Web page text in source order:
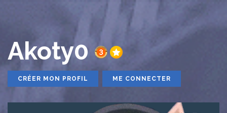
Akoty0
CRÉER MON PROFIL ME CONNECTER